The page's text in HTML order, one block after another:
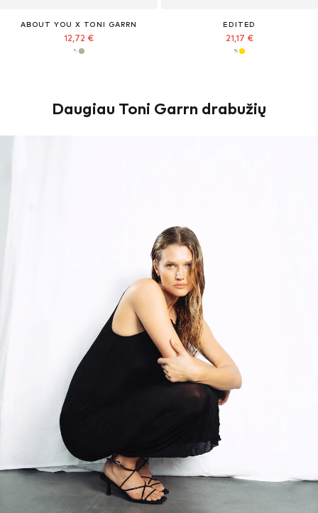
ABOUT YOU X TONI GARRN
12,72 €
EDITED
21,17 €
Daugiau Toni Garrn drabužių